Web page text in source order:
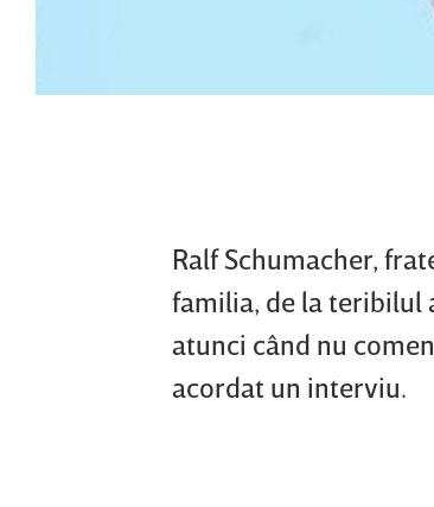
Ralf Schumacher,
familia, de la teribilul
atunci când nu
acordat un interviu.